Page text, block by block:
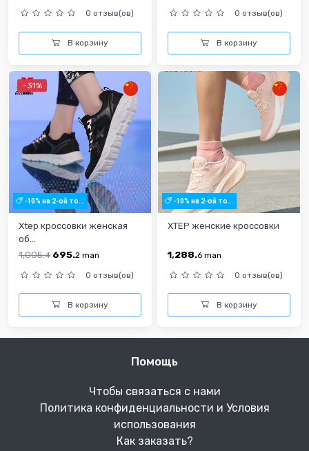
0 отзыв(ов)
В корзину
0 отзыв(ов)
В корзину
-31%
-10% на 2-ой то...
Xtep кроссовки женская
об...
1,005.4 695.2 man
0 отзыв(ов)
В корзину
-10% на 2-ой то...
XTEP женские кроссовки
1,288.6 man
0 отзыв(ов)
В корзину
Помощь
Чтобы связаться с нами
Политика конфиденциальности и Условия
использования
Как заказать?